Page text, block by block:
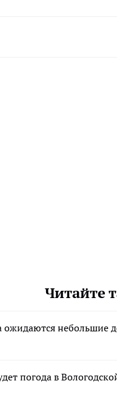
Читайте
ожидаются небольшие
погода в